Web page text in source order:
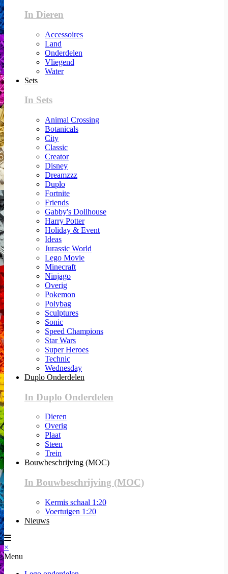
In Dieren
Accessoires
Land
Onderdelen
Vliegend
Water
Sets
In Sets
Animal Crossing
Botanicals
City
Classic
Creator
Disney
Dreamzzz
Duplo
Fortnite
Friends
Gabby's Dollhouse
Harry Potter
Holiday & Event
Ideas
Jurassic World
Lego Movie
Minecraft
Ninjago
Overig
Pokemon
Polybag
Sculptures
Sonic
Speed Champions
Star Wars
Super Heroes
Technic
Wednesday
Duplo Onderdelen
In Duplo Onderdelen
Dieren
Overig
Plaat
Steen
Trein
Bouwbeschrijving (MOC)
In Bouwbeschrijving (MOC)
Kermis schaal 1:20
Voertuigen 1:20
Nieuws
×
Menu